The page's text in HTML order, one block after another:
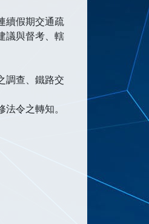
續假期交通疏
議與督考、轄
調查、鐵路交
令之轉知。